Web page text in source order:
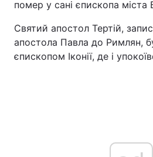
Послуги
помер у сані єпископа міста
Святий апостол Тертій,
апостола Павла до Римлян,
єпископом Іконії, де і